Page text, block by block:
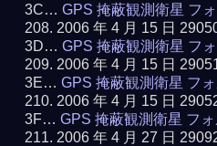
3C…GPS 掩蔽観測衛星 フ
2006 年 4 月 15 日
3D…GPS 掩蔽観測衛星 フ
2006 年 4 月 15 日
3E…GPS 掩蔽観測衛星 フ
2006 年 4 月 15 日
3F…GPS 掩蔽観測衛星 フ
2006 年 4 月 27 日